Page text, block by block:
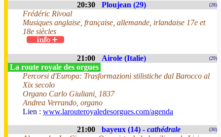
20:30 Ploujean (29) (28)
Frédéric Rivoal
Musiques anglaise, française, allemande, irlandaise 17e et
18e siècles
21:00 Airole (Italie) (29)
La route royale des orgues
Percorsi d'Europa: Trasformazioni stilistiche dal Barocco al
Xix secolo
Organo Carlo Giuliani, 1837
Andrea Verrando, organo
Lien : www.larouteroyaledesorgues.com/agenda
21:00 bayeux (14) - cathédrale (30)